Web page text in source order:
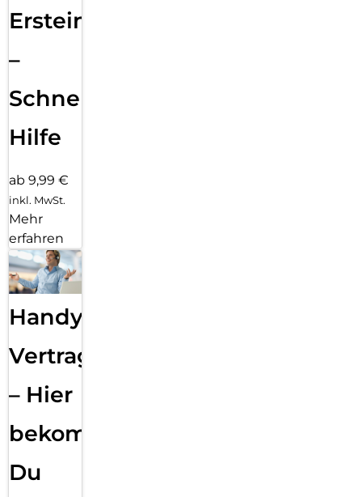
Ersteinrichtung
–
Schnelle
Hilfe
ab 9,99 €
inkl. MwSt.
Mehr
erfahren
Handy
Vertragsabwicklung
– Hier
bekommst
Du